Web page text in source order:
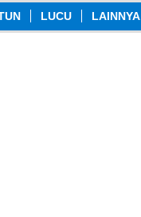
LUCU LAINNYA